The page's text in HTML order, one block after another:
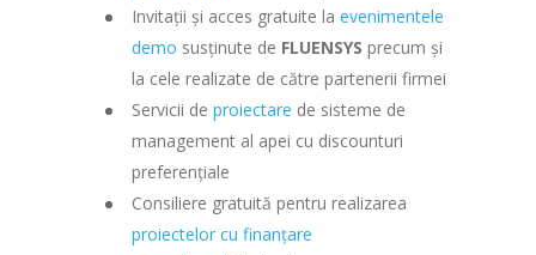
Invitații și acces gratuite la evenimentele
demo susținute de FLUENSYS precum și
la cele realizate de către partenerii firmei
Servicii de proiectare de sisteme de
management al apei cu discounturi
preferențiale
Consiliere gratuită pentru realizarea
proiectelor cu finanțare